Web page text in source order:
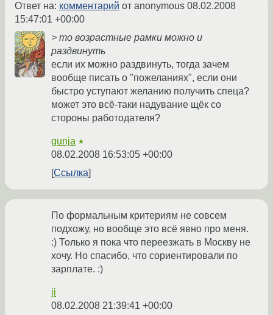
Ответ на: комментарий от anonymous 08.02.2008
15:47:01 +00:00
> то возрастные рамки можно и
раздвинуть
если их можно раздвинуть, тогда зачем
вообще писать о "пожеланиях", если они
быстро уступают желанию получить спеца?
может это всё-таки надувание щёк со
стороны работодателя?
gunja ★
08.02.2008 16:53:05 +00:00
Ссылка
По формальным критериям не совсем
подхожу, но вообще это всё явно про меня.
:) Только я пока что переезжать в Москву не
хочу. Но спасибо, что сориентировали по
зарплате. :)
ji
08.02.2008 21:39:41 +00:00